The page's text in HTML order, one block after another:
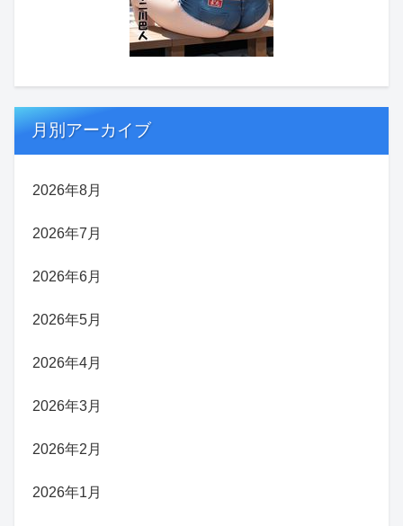
月別アーカイブ
2026年8月
2026年7月
2026年6月
2026年5月
2026年4月
2026年3月
2026年2月
2026年1月